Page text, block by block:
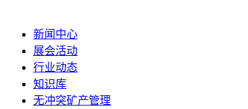
新闻中心
展会活动
行业动态
知识库
无冲突矿产管理